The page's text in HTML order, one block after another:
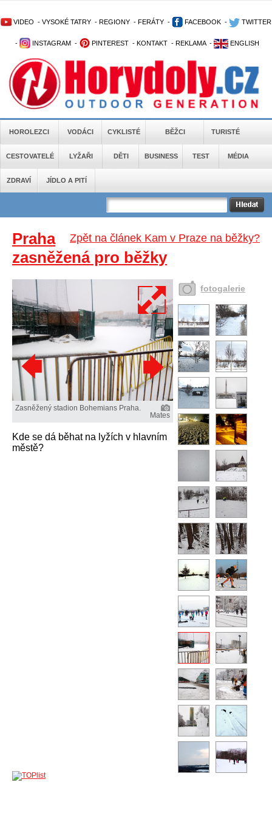
VIDEO - VYSOKÉ TATRY - REGIONY - FERÁTY - FACEBOOK - TWITTER
- INSTAGRAM - PINTEREST - KONTAKT - REKLAMA - ENGLISH
HOROLEZCI VODÁCI CYKLISTÉ BĚŽCI TURISTÉ
CESTOVATELÉ LYŽAŘI DĚTI BUSINESS TEST MÉDIA
ZDRAVÍ JÍDLO A PITÍ
Zpět na článek Kam v Praze na běžky?
Praha
zasněžená pro běžky
Zasněžený stadion Bohemians Praha.
Mates
Kde se dá běhat na lyžích v hlavním
městě?
fotogalerie